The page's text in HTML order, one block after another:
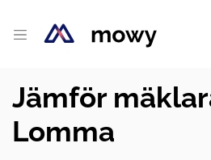
Jämför
Lomma